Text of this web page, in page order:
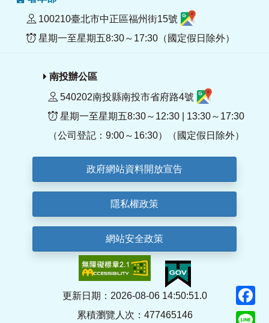
100210臺北市中正區福州街15號
星期一至星期五8:30～17:30（國定假日除外）
南投辦公區
540202南投縣南投市省府路4號
星期一至星期五8:30～12:30 | 13:30～17:30
（公司登記：9:00～16:30）（國定假日除外）
政府網站資料開放宣告
隱私權政策
網站安全政策
更新日期：2026-08-06 14:50:51.0
累積瀏覽人次：477465146